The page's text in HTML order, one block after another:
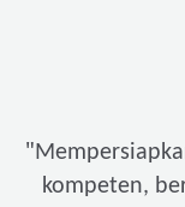
"
kompeten,